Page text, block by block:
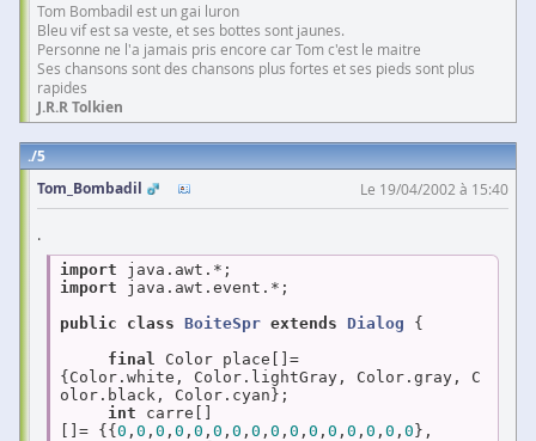
Tom Bombadil est un gai luron
Bleu vif est sa veste, et ses bottes sont jaunes.
Personne ne l'a jamais pris encore car Tom c'est le maitre
Ses chansons sont des chansons plus fortes et ses pieds sont plus
rapides
J.R.R Tolkien
5
Tom_Bombadil
Le 19/04/2002 à 15:40
.
import
import java.awt.event.*;
public
class BoiteSpr extends Dialog
{
final Color place[]=
{Color.white, Color.lightGray, Color.gray, C
olor.black, Color.cyan};
int carre[]
[]= {{ 0 , 0 , 0 , 0 , 0 , 0 , 0 , 0 , 0 , 0 , 0 , 0 , 0 , 0 , 0 , 0 },